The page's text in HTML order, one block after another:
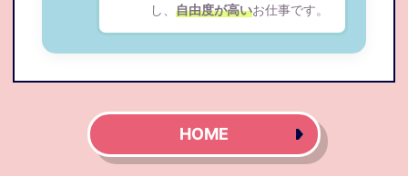
し、自由度が高いお仕事です。
HOME